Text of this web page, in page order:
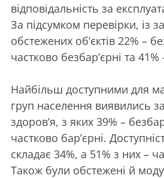
відповідальність за
За підсумком перевірки, із
обстежених об’єктів 22% –
частково безбар’єрні та 41%
Найбільш доступними для
груп населення виявились
здоров’я, з яких 39% –
частково бар’єрні.
складає 34%, а 51% з них –
Також були обстежені й